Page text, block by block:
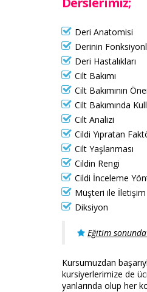
Deri Anatomisi
Derinin
Deri Hastalıkları
Cilt Bakımı
Cilt Bakımının
Cilt Bakımında
Cilt Analizi
Cildi Yıpratan
Cilt Yaşlanması
Cildin Rengi
Cildi İnceleme
Müşteri ile İletişim
Diksiyon
Eğitim sonunda
Kursumuzdan
kursiyerlerimize de
yanlarında olup her